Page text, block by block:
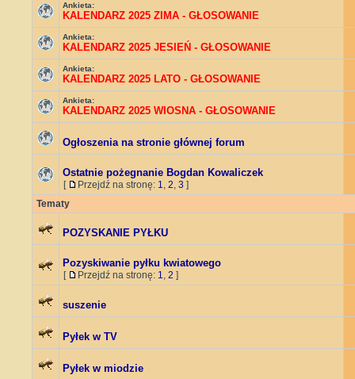
Ankieta:
KALENDARZ 2025 ZIMA - GŁOSOWANIE
Ankieta:
KALENDARZ 2025 JESIEŃ - GŁOSOWANIE
Ankieta:
KALENDARZ 2025 LATO - GŁOSOWANIE
Ankieta:
KALENDARZ 2025 WIOSNA - GŁOSOWANIE
Ogłoszenia na stronie głównej forum
Ostatnie pożegnanie Bogdan Kowaliczek
[ Przejdź na stronę: 1, 2, 3 ]
Tematy
POZYSKANIE PYŁKU
Pozyskiwanie pyłku kwiatowego
[ Przejdź na stronę: 1, 2 ]
suszenie
Pyłek w TV
Pyłek w miodzie